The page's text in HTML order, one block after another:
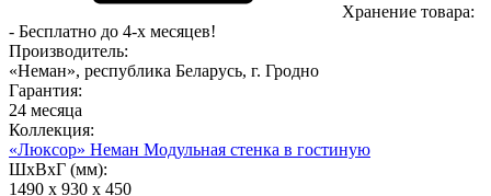
Хранение товара:
- Бесплатно до 4-х месяцев!
Производитель:
«Неман», республика Беларусь, г. Гродно
Гарантия:
24 месяца
Коллекция:
«Люксор» Неман Модульная стенка в гостиную
ШхВхГ (мм):
1490 х 930 х 450